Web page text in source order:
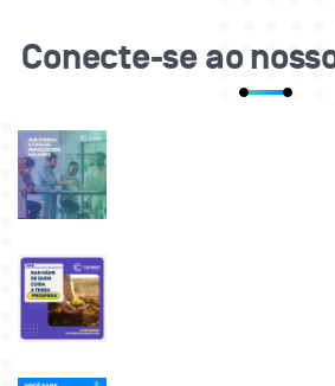
Conecte-se ao